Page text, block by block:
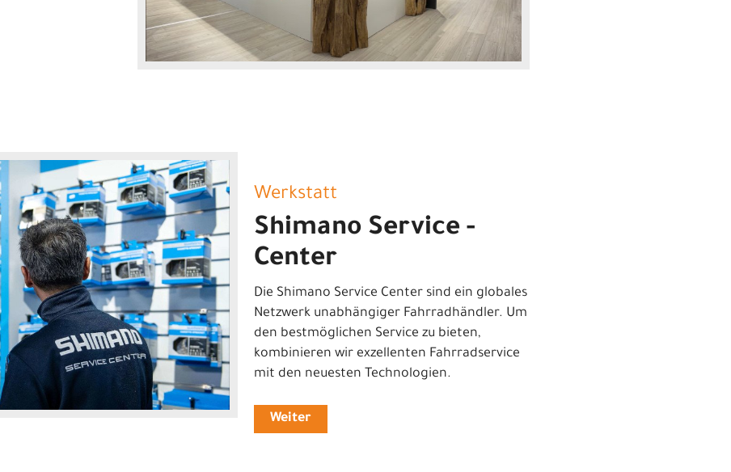
Werkstatt
Shimano Service -
Center
Die Shimano Service Center sind ein globales
Netzwerk unabhängiger Fahrradhändler. Um
den bestmöglichen Service zu bieten,
kombinieren wir exzellenten Fahrradservice
mit den neuesten Technologien.
Weiter